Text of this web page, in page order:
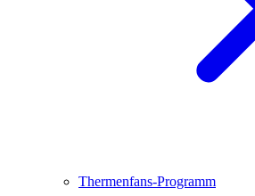
Thermenfans-Programm